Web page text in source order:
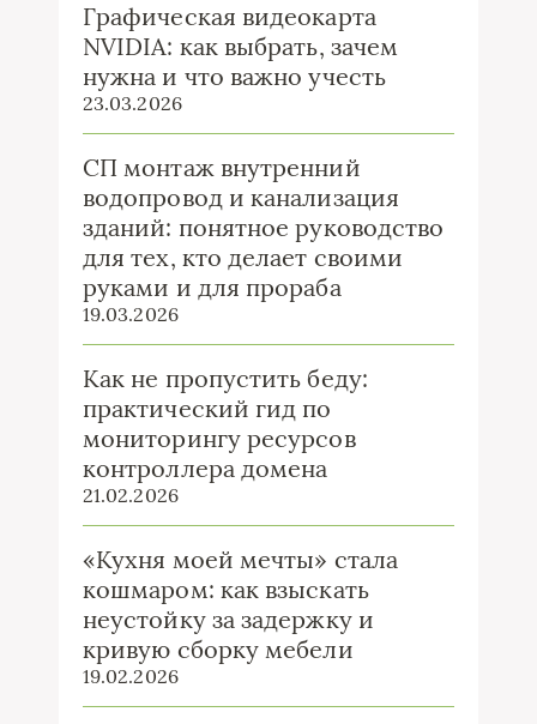
Графическая видеокарта
NVIDIA: как выбрать, зачем
нужна и что важно учесть
23.03.2026
СП монтаж внутренний
водопровод и канализация
зданий: понятное руководство
для тех, кто делает своими
руками и для прораба
19.03.2026
Как не пропустить беду:
практический гид по
мониторингу ресурсов
контроллера домена
21.02.2026
«Кухня моей мечты» стала
кошмаром: как взыскать
неустойку за задержку и
кривую сборку мебели
19.02.2026